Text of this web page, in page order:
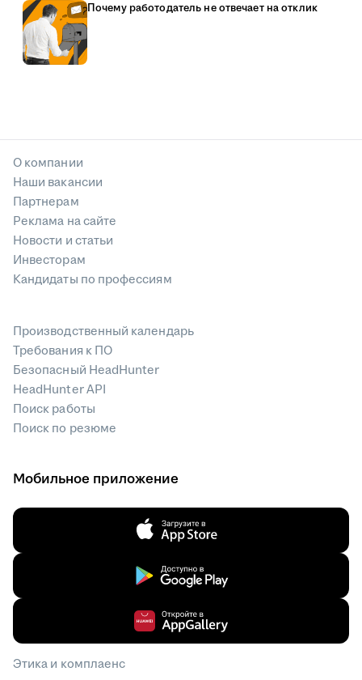
Почему работодатель не отвечает на отклик
О компании
Наши вакансии
Партнерам
Реклама на сайте
Новости и статьи
Инвесторам
Кандидаты по профессиям
Производственный календарь
Требования к ПО
Безопасный HeadHunter
HeadHunter API
Поиск работы
Поиск по резюме
Мобильное приложение
Этика и комплаенс